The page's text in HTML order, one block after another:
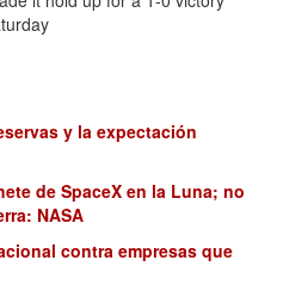
y la expectación
de SpaceX en la Luna; no
NASA
contra empresas que